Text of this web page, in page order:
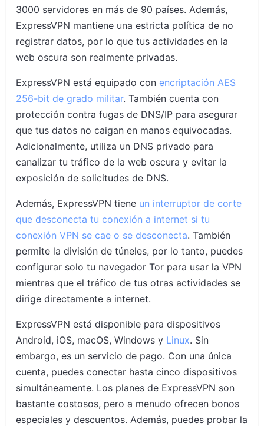
3000 servidores en más de 90 países. Además,
ExpressVPN mantiene una estricta política de no
registrar datos, por lo que tus actividades en la
web oscura son realmente privadas.
ExpressVPN está equipado con encriptación AES
256-bit de grado militar. También cuenta con
protección contra fugas de DNS/IP para asegurar
que tus datos no caigan en manos equivocadas.
Adicionalmente, utiliza un DNS privado para
canalizar tu tráfico de la web oscura y evitar la
exposición de solicitudes de DNS.
Además, ExpressVPN tiene un interruptor de corte
que desconecta tu conexión a internet si tu
conexión VPN se cae o se desconecta. También
permite la división de túneles, por lo tanto, puedes
configurar solo tu navegador Tor para usar la VPN
mientras que el tráfico de tus otras actividades se
dirige directamente a internet.
ExpressVPN está disponible para dispositivos
Android, iOS, macOS, Windows y Linux. Sin
embargo, es un servicio de pago. Con una única
cuenta, puedes conectar hasta cinco dispositivos
simultáneamente. Los planes de ExpressVPN son
bastante costosos, pero a menudo ofrecen bonos
especiales y descuentos. Además, puedes probar la